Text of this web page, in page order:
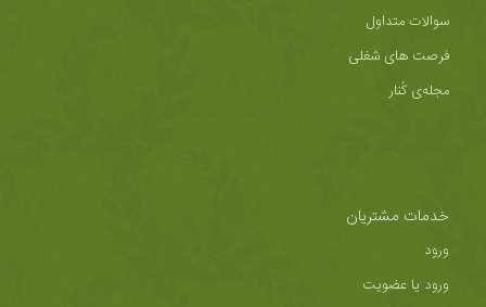
سوالات متداول
فرصت های شغلی
مجله‌ی کُنار
خدمات مشتریان
ورود
ورود یا عضویت